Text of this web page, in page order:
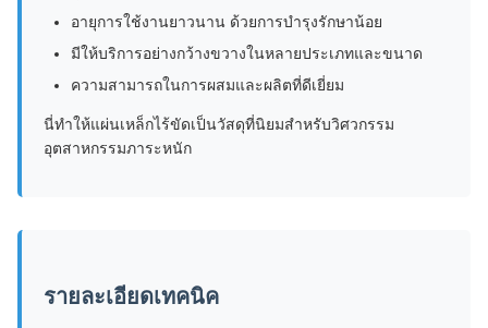
อายุการใช้งานยาวนาน ด้วยการบํารุงรักษาน้อย
มีให้บริการอย่างกว้างขวางในหลายประเภทและขนาด
ความสามารถในการผสมและผลิตที่ดีเยี่ยม
นี่ทําให้แผ่นเหล็กไร้ขัดเป็นวัสดุที่นิยมสําหรับวิศวกรรม
อุตสาหกรรมภาระหนัก
รายละเอียดเทคนิค